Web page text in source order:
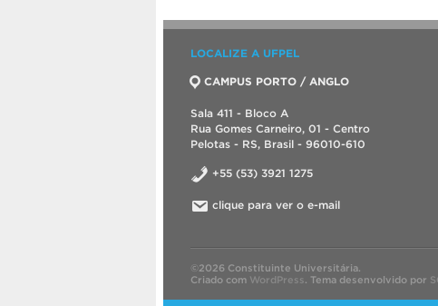
LOCALIZE A UFPEL
CAMPUS PORTO / ANGLO
Sala 411 - Bloco A
Rua Gomes Carneiro, 01 - Centro
Pelotas - RS, Brasil - 96010-610
+55 (53) 3921 1275
clique para ver o e-mail
©2026 Constituinte Universitária.
Criado com WordPress. Tema desenvolvido por